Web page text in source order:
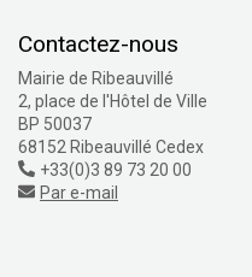
Contactez-nous
Mairie de Ribeauvillé
2, place de l'Hôtel de Ville
BP 50037
68152 Ribeauvillé Cedex
+33(0)3 89 73 20 00
Par e-mail